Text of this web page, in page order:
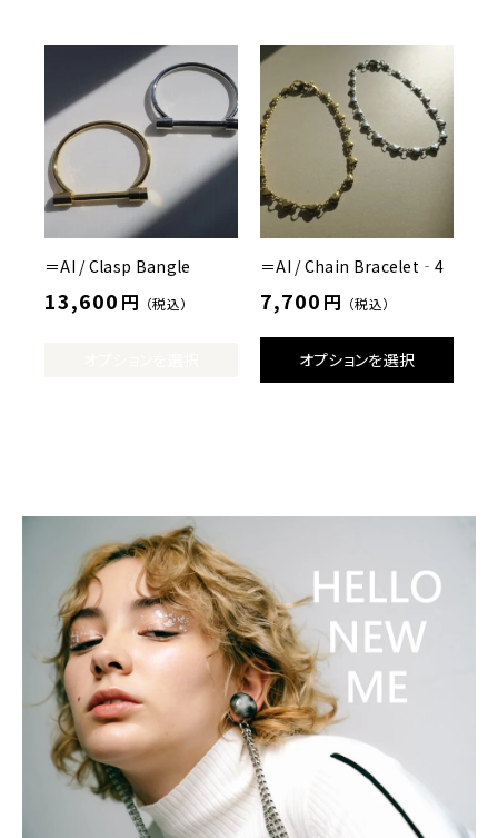
＝AI / Clasp Bangle
13,600 円 （税込）
＝AI / Chain Bracelet‐4
7,700 円 （税込）
オプションを選択